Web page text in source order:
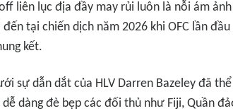
liên lục địa đầy may rủi luôn là nỗi ám
tại chiến dịch năm 2026 khi OFC lần
kết.
sự dẫn dắt của HLV Darren Bazeley đã
dàng đè bẹp các đối thủ như Fiji, Quần